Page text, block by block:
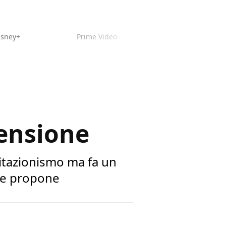
Prime Video
ma fa un
propone